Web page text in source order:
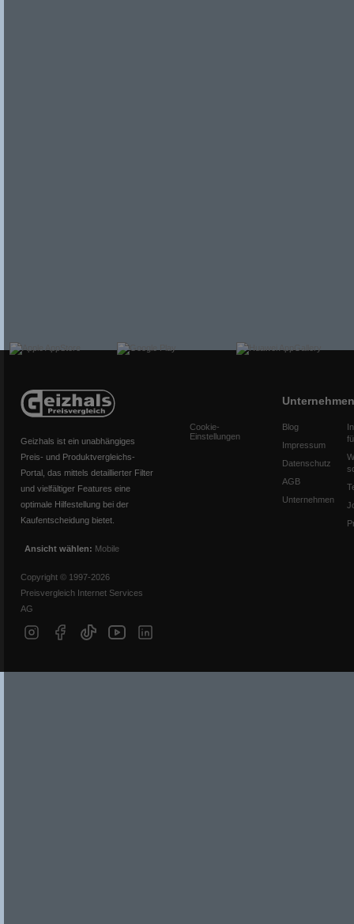
Geizhals ist ein unabhängiges
Preis- und Produktvergleichs-
Portal, das mittels detaillierter Filter
und vielfältiger Features eine
optimale Hilfestellung bei der
Kaufentscheidung bietet.
Ansicht wählen: Mobile
Copyright © 1997-2026
Preisvergleich Internet Services
AG
Cookie-
Einstellungen
Unternehmen
Blog
Impressum
Datenschutz
AGB
Unternehmen